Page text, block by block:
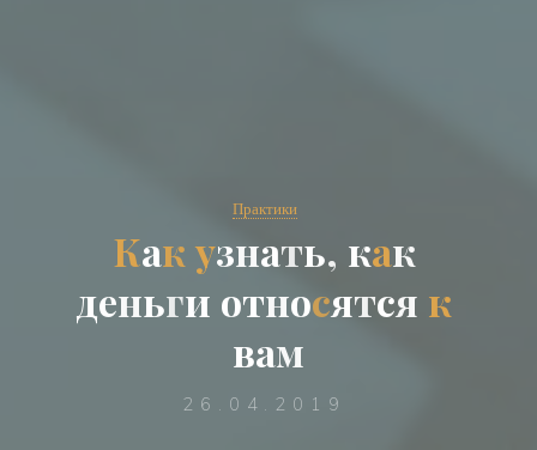
Практики
Как узнать, как
деньги относятся к
вам
26.04.2019